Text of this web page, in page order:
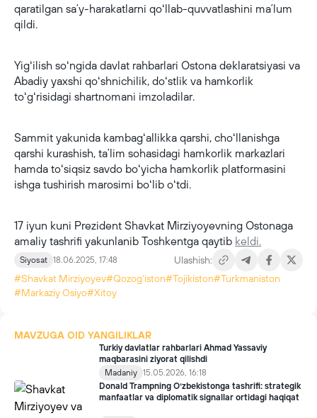
qaratilgan saʼy-harakatlarni qoʻllab-quvvatlashini maʼlum
qildi.
Yigʻilish soʻngida davlat rahbarlari Ostona deklaratsiyasi va
Abadiy yaxshi qoʻshnichilik, doʻstlik va hamkorlik
toʻgʻrisidagi shartnomani imzoladilar.
Sammit yakunida kambagʻallikka qarshi, choʻllanishga
qarshi kurashish, taʼlim sohasidagi hamkorlik markazlari
hamda toʻsiqsiz savdo boʻyicha hamkorlik platformasini
ishga tushirish marosimi boʻlib oʻtdi.
17 iyun kuni Prezident Shavkat Mirziyoyevning Ostonaga
amaliy tashrifi yakunlanib Toshkentga qaytib keldi.
Siyosat 18.06.2025, 17:48
Ulashish:
#Shavkat Mirziyoyev#Qozogʻiston#Tojikiston#Turkmaniston
#Markaziy Osiyo#Xitoy
MAVZUGA OID YANGILIKLAR
Turkiy davlatlar rahbarlari Ahmad Yassaviy
maqbarasini ziyorat qilishdi
Madaniy 15.05.2026, 16:18
Donald Trampning Oʻzbekistonga tashrifi: strategik
manfaatlar va diplomatik signallar ortidagi haqiqat